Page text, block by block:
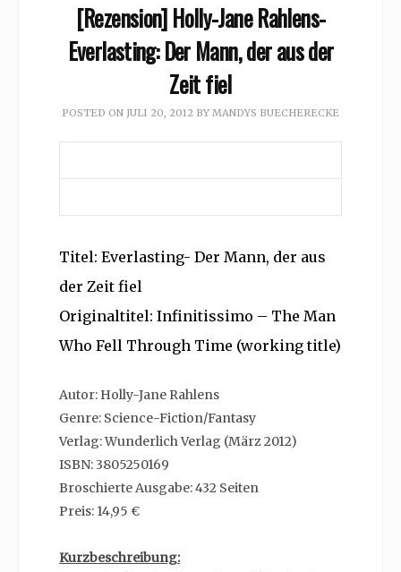
[Rezension] Holly-Jane Rahlens-
Everlasting: Der Mann, der aus der
Zeit fiel
POSTED ON JULI 20, 2012 BY MANDYS BUECHERECKE
Titel: Everlasting- Der Mann, der aus
der Zeit fiel
Originaltitel: Infinitissimo – The Man
Who Fell Through Time (working title)
Autor: Holly-Jane Rahlens
Genre: Science-Fiction/Fantasy
Verlag: Wunderlich Verlag (März 2012)
ISBN: 3805250169
Broschierte Ausgabe: 432 Seiten
Preis: 14,95 €
Kurzbeschreibung: